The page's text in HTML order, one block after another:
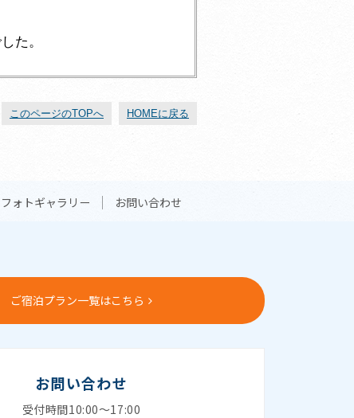
た。
このページのTOPへ HOMEに戻る
フォトギャラリー お問い合わせ
ご宿泊プラン一覧はこちら
お問い合わせ
受付時間10:00～17:00